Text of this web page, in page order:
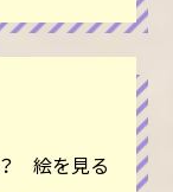
絵を見る